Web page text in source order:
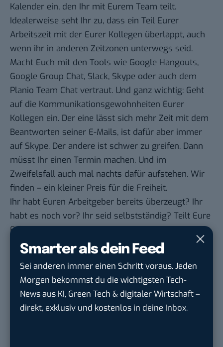
Smarter als dein Feed
Sei anderen immer einen Schritt voraus. Jeden
Morgen bekommst du die wichtigsten Tech-
News aus KI, Green Tech & digitaler Wirtschaft –
direkt, exklusiv und kostenlos in deine Inbox.
Kalender ein, den Ihr mit Eurem Team teilt.
Idealerweise seht Ihr zu, dass ein Teil Eurer
Arbeitszeit mit der Eurer Kollegen überlappt, auch
wenn ihr in anderen Zeitzonen unterwegs seid.
Macht Euch mit den Tools wie Google Hangouts,
Google Group Chat, Slack, Skype oder auch dem
Planio Team Chat vertraut. Und ganz wichtig: Geht
auf die Kommunikationsgewohnheiten Eurer
Kollegen ein. Der eine lässt sich mehr Zeit mit dem
Beantworten seiner E-Mails, ist dafür aber immer
auf Skype. Der andere ist schwer zu greifen. Dann
müsst Ihr einen Termin machen. Und im
Zweifelsfall auch mal nachts dafür aufstehen. Wir
finden – ein kleiner Preis für die Freiheit.
Ihr habt Euren Arbeitgeber bereits überzeugt? Ihr
habt es noch vor? Ihr seid selbstständig? Teilt Eure
Erfahrungen mit uns.
Google lässt dich jetzt selbst bestimmen,
welche Quellen du in der Suche häufiger
siehst. Mit zwei schnellen Klicks kannst du